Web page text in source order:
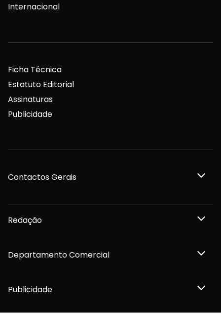
Internacional
Ficha Técnica
Estatuto Editorial
Assinaturas
Publicidade
Contactos Gerais
Redação
Departamento Comercial
Publicidade